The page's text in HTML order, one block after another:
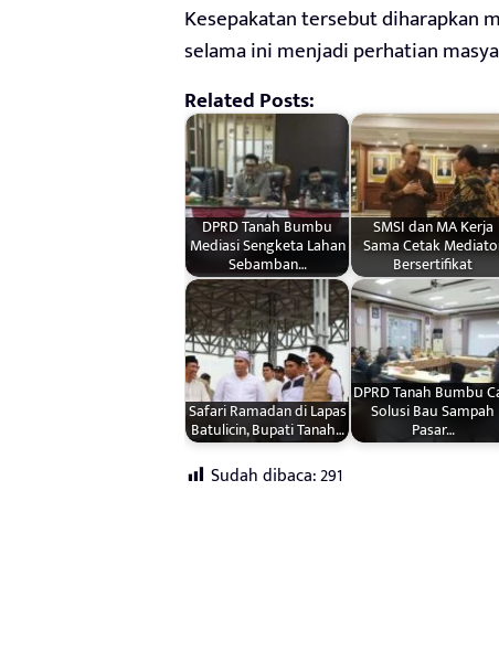
Kesepakatan tersebut diharapkan
selama ini menjadi perhatian
Related Posts:
DPRD Tanah Bumbu
Mediasi Sengketa Lahan
Sebamban…
SMSI dan MA Kerja
Sama Cetak
Bersertifikat
Safari Ramadan di Lapas
Batulicin, Bupati Tanah…
DPRD Tanah Bumbu
Solusi Bau Sampah
Pasar…
Sudah dibaca:291